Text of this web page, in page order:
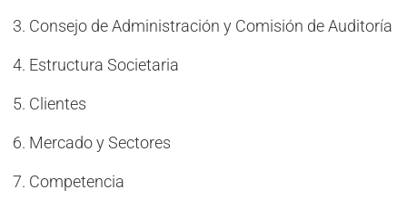
Consejo de Administración y Comisión de Auditoría
Estructura Societaria
Clientes
Mercado y Sectores
Competencia